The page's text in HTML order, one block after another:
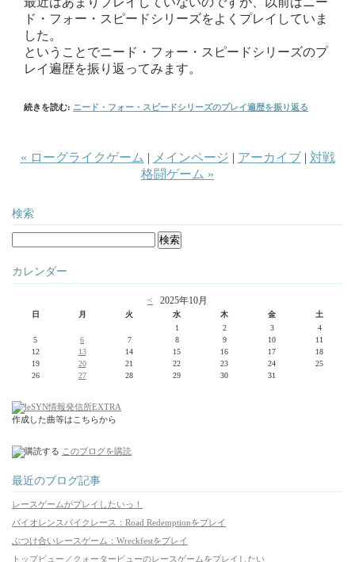
ド・フォー・スピードシリーズをよくプレイしていま
した。
ということでニード・フォー・スピードシリーズのプ
レイ遍歴を振り返ってみます。
続きを読む: ニード・フォー・スピードシリーズのプレイ遍歴を振り返る
« ローグライクゲーム | メインページ | アーカイブ| 対戦
格闘ゲーム »
検索
カレンダー
< 2025年10月
日 月 火 水 木 金
土
1
2 3
4
5
6 7 8 9 10
11
12
13 14 15 16 17
18
19
20 21 22 23 24
25
26
27 28 29 30 31
作成した曲等はこちらから
このブログを購読
最近のブログ記事
レースゲームがプレイしたいっ！
バイオレンスバイクレース：Road Redemptionをプレイ
ぶつけ合いレースゲーム：Wreckfestをプレイ
トップビュー／クォータービューのレースゲームをプレイしたい